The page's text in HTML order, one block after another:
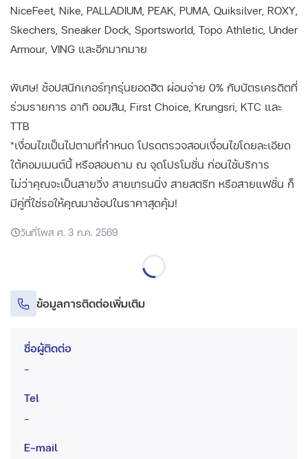
NiceFeet, Nike, PALLADIUM, PEAK, PUMA, Quiksilver, ROXY,
Skechers, Sneaker Dock, Sportsworld, Topo Athletic, Under
Armour, VING และอีกมากมาย
พิเศษ! ช้อปสนีกเกอร์ทุกรุ่นยอดฮิต ผ่อนจ่าย 0% กับบัตรเครดิตที่
ร่วมรายการ อาทิ ออมสิน, First Choice, Krungsri, KTC และ
TTB
*เงื่อนไขเป็นไปตามที่กำหนด โปรดตรวจสอบเงื่อนไขโดยละเอียด
ใต้คอมเมนต์นี้ หรือสอบถาม ณ จุดโปรโมชั่น ก่อนใช้บริการ
ไม่ว่าคุณจะเป็นสายวิ่ง สายเทรนนิ่ง สายสตรีท หรือสายแฟชั่น ก็
มีคู่ที่ใช่รอให้คุณมาช้อปในราคาสุดคุ้ม!
วันที่โพส ศ. 3 ก.ค. 2569
ข้อมูลการติดต่อเพิ่มเติม
ชื่อผู้ติดต่อ
-
Tel
-
E-mail